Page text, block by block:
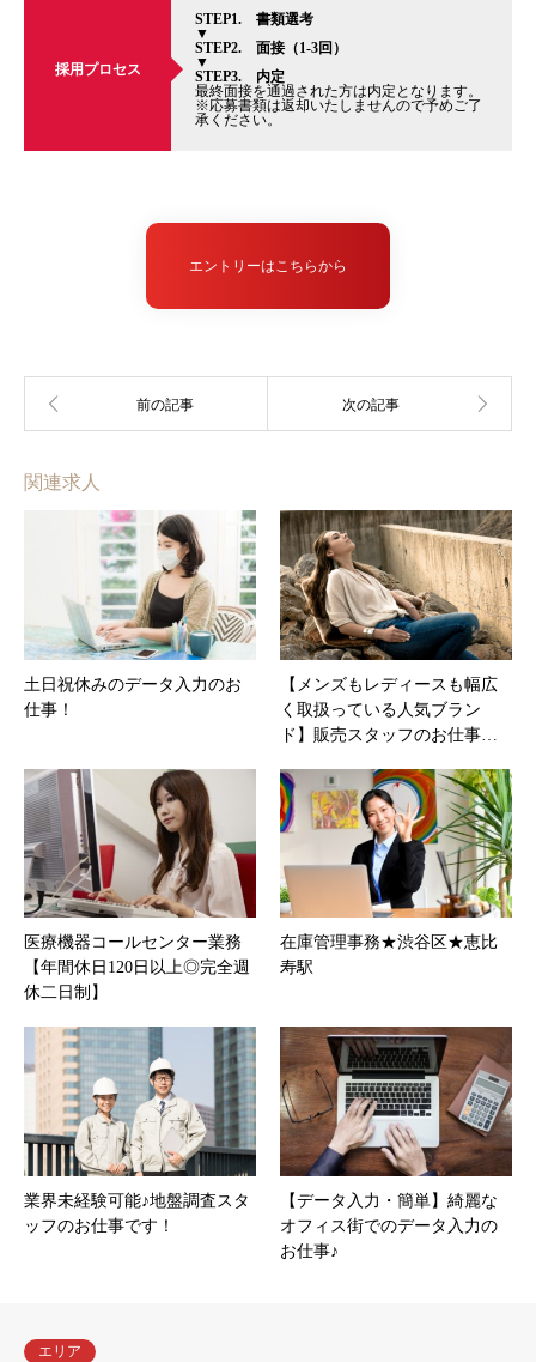
採用プロセス
STEP1. 書類選考
▼
STEP2. 面接（1-3回）
▼
STEP3. 内定
最終面接を通過された方は内定となります。
※応募書類は返却いたしませんので予めご了
承ください。
エントリーはこちらから
関連求人
土日祝休みのデータ入力のお
仕事！
【メンズもレディースも幅広
く取扱っている人気ブラン
ド】販売スタッフのお仕事…
医療機器コールセンター業務
【年間休日120日以上◎完全週
休二日制】
在庫管理事務★渋谷区★恵比
寿駅
業界未経験可能♪地盤調査スタ
ッフのお仕事です！
【データ入力・簡単】綺麗な
オフィス街でのデータ入力の
お仕事♪
エリア